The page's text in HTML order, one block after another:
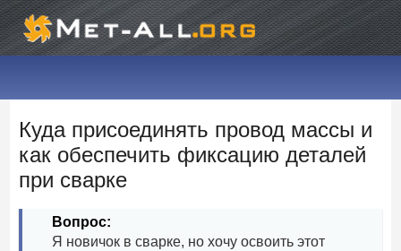
Куда присоединять провод массы и
как обеспечить фиксацию деталей
при сварке
Вопрос:
Я новичок в сварке, но хочу освоить этот